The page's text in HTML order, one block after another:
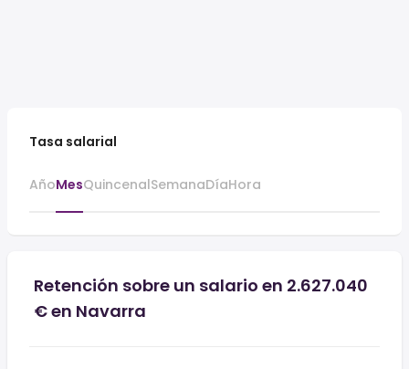
Tasa salarial
AñoMesQuincenalSemanaDíaHora
Retención sobre un salario en 2.627.040
€ en Navarra